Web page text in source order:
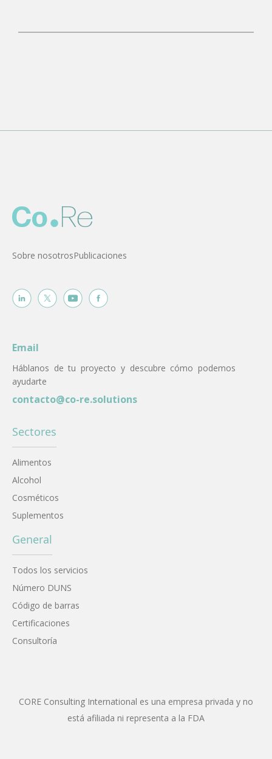
Sobre nosotrosPublicaciones
Email
Háblanos de tu proyecto y descubre cómo podemos
ayudarte
contacto@co-re.solutions
Sectores
Alimentos
Alcohol
Cosméticos
Suplementos
General
Todos los servicios
Número DUNS
Código de barras
Certificaciones
Consultoría
CORE Consulting International es una empresa privada y no
está afiliada ni representa a la FDA